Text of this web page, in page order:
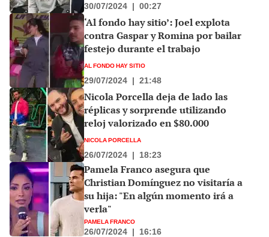
30/07/2024 | 00:27
‘Al fondo hay sitio’: Joel explota
contra Gaspar y Romina por bailar
festejo durante el trabajo
AL FONDO HAY SITIO
29/07/2024 | 21:48
Nicola Porcella deja de lado las
réplicas y sorprende utilizando
reloj valorizado en $80.000
NICOLA PORCELLA
26/07/2024 | 18:23
Pamela Franco asegura que
Christian Domínguez no visitaría a
su hija: "En algún momento irá a
verla"
PAMELA FRANCO
26/07/2024 | 16:16